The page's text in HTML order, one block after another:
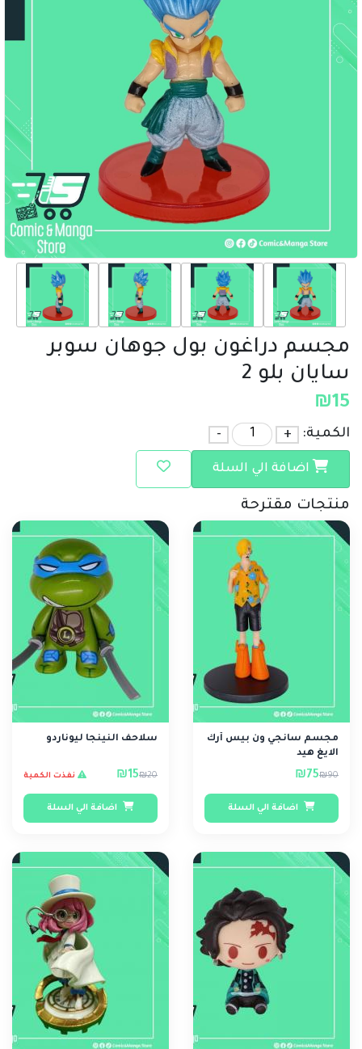
مجسم دراغون بول جوهان سوبر
سايان بلو 2
₪15
الكمية: +
-
اضافة الي السلة
منتجات مقترحة
مجسم سانجي ون بيس أرك
الايغ هيد
₪90
₪75
اضافة الي السلة
سلاحف النينجا ليوناردو
₪20
₪15 نفذت الكمية
اضافة الي السلة